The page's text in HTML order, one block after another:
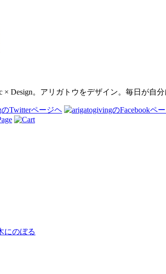
にのぼる